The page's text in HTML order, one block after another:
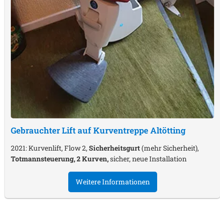
Gebrauchter Lift auf KurventreppeAltötting
2021: Kurvenlift, Flow 2, Sicherheitsgurt(mehr Sicherheit),
Totmannsteuerung, 2 Kurven,sicher, neue Installation
Weitere Informationen